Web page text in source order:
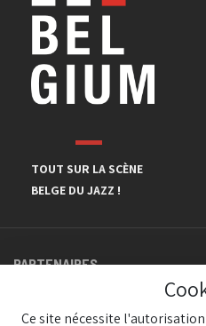
TOUT SUR LA SCÈNE
BELGE DU JAZZ !
PARTENAIRES
Ce site nécessite